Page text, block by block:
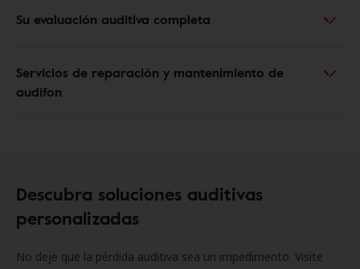
Su evaluación auditiva completa
Servicios de reparación y mantenimiento de
audífon
Descubra soluciones auditivas
personalizadas
No deje que la pérdida auditiva sea un impedimento. Visite